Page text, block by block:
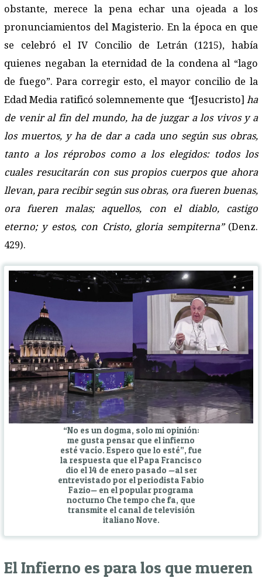
obstante, merece la pena echar una ojeada a los
pronunciamientos del Magisterio. En la época en que
se celebró el IV Concilio de Letrán (1215), había
quienes negaban la eternidad de la condena al “lago
de fuego”. Para corregir esto, el mayor concilio de la
Edad Media ratificó solemnemente que “[Jesucristo]ha
de venir al fin del mundo, ha de juzgar a los vivos y a
los muertos, y ha de dar a cada uno según sus obras,
tanto a los réprobos como a los elegidos: todos los
cuales resucitarán con sus propios cuerpos que ahora
llevan, para recibir según sus obras, ora fueren buenas,
ora fueren malas; aquellos, con el diablo, castigo
eterno; y estos, con Cristo, gloria sempiterna”(Denz.
429).
“No es un dogma, solo mi opinión:
me gusta pensar que el infierno
esté vacío. Espero que lo esté”, fue
la respuesta que el Papa Francisco
dio el 14 de enero pasado —al ser
entrevistado por el periodista Fabio
Fazio— en el popular programa
nocturno Che tempo che fa, que
transmite el canal de televisión
italiano Nove.
El Infierno es para los que mueren